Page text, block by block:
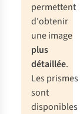
permettent
d'obtenir
une image
plus
détaillée.
Les prismes
sont
disponibles